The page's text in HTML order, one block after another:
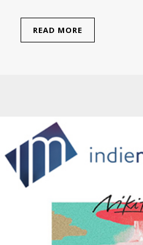
READ MORE